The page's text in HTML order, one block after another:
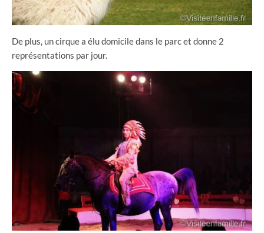
De plus, un cirque a élu domicile dans le parc et donne 2
représentations par jour.